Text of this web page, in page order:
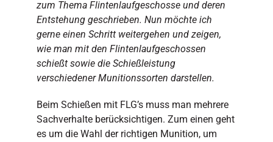
zum Thema Flintenlaufgeschosse und deren
Entstehung geschrieben. Nun möchte ich
gerne einen Schritt weitergehen und zeigen,
wie man mit den Flintenlaufgeschossen
schießt sowie die Schießleistung
verschiedener Munitionssorten darstellen.
Beim Schießen mit FLG’s muss man mehrere
Sachverhalte berücksichtigen. Zum einen geht
es um die Wahl der richtigen Munition, um